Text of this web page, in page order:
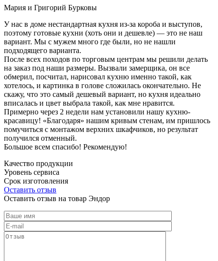
Мария и Григорий Бурковы
У нас в доме нестандартная кухня из-за короба и выступов,
поэтому готовые кухни (хоть они и дешевле) — это не наш
вариант. Мы с мужем много где были, но не нашли
подходящего варианта.
После всех походов по торговым центрам мы решили делать
на заказ под наши размеры. Вызвали замерщика, он все
обмерил, посчитал, нарисовал кухню именно такой, как
хотелось, и картинка в голове сложилась окончательно. Не
скажу, что это самый дешевый вариант, но кухня идеально
вписалась и цвет выбрала такой, как мне нравится.
Примерно через 2 недели нам установили нашу кухню-
красавицу! «Благодаря» нашим кривым стенам, им пришлось
помучиться с монтажом верхних шкафчиков, но результат
получился отменный.
Большое всем спасибо! Рекомендую!
Качество продукции
Уровень сервиса
Срок изготовления
Оставить отзыв
Оставить отзыв на товар Эндор